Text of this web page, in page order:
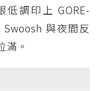
調印上 GORE-
與夜間反
滿。